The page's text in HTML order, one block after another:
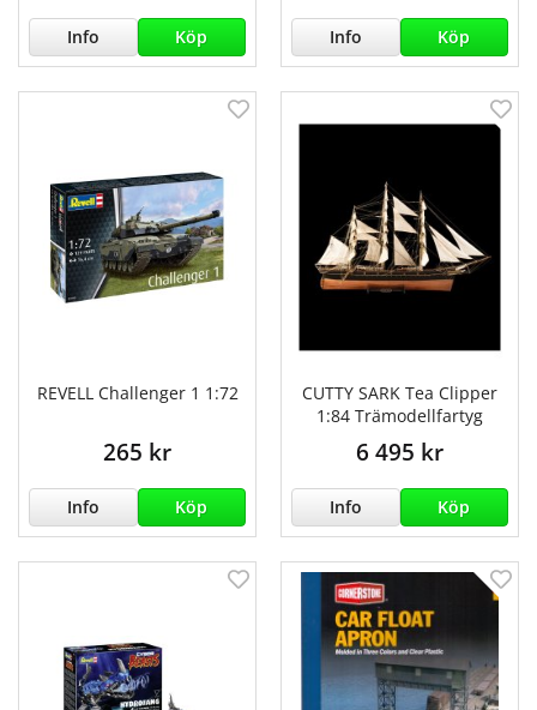
Info Köp Info Köp
REVELL Challenger 1 1:72
265 kr
Info Köp
CUTTY SARK Tea Clipper
1:84 Trämodellfartyg
6 495 kr
Info Köp